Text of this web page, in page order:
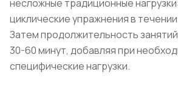
несложные традиционные
циклические упражнения в
Затем продолжительность
30-60 минут, добавляя при
специфические нагрузки.